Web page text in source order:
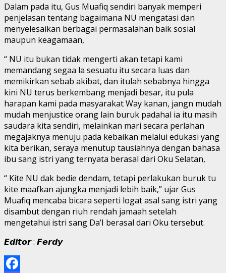
Dalam pada itu, Gus Muafiq sendiri banyak memperi
penjelasan tentang bagaimana NU mengatasi dan
menyelesaikan berbagai permasalahan baik sosial
maupun keagamaan,
“ NU itu bukan tidak mengerti akan tetapi kami
memandang segaa la sesuatu itu secara luas dan
memikirkan sebab akibat, dan itulah sebabnya hingga
kini NU terus berkembang menjadi besar, itu pula
harapan kami pada masyarakat Way kanan, jangn mudah
mudah menjustice orang lain buruk padahal ia itu masih
saudara kita sendiri, melainkan mari secara perlahan
megajaknya menuju pada kebaikan melalui edukasi yang
kita berikan, seraya menutup tausiahnya dengan bahasa
ibu sang istri yang ternyata berasal dari Oku Selatan,
“ Kite NU dak bedie dendam, tetapi perlakukan buruk tu
kite maafkan ajungka menjadi lebih baik,” ujar Gus
Muafiq mencaba bicara seperti logat asal sang istri yang
disambut dengan riuh rendah jamaah setelah
mengetahui istri sang Da’I berasal dari Oku tersebut.
𝙀𝙙𝙞𝙩𝙤𝙧 : 𝙁𝙚𝙧𝙙𝙮